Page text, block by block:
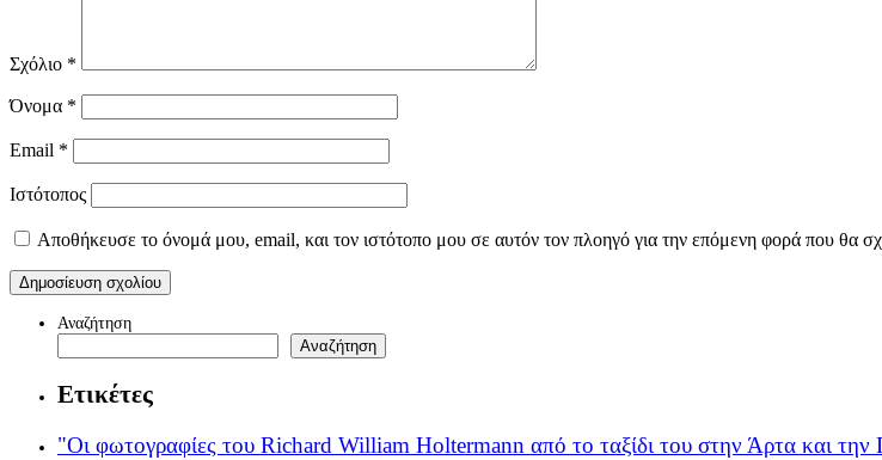
Σχόλιο *
Όνομα *
Email *
Ιστότοπος
Αποθήκευσε το όνομά μου, email, και τον ιστότοπο μου σε αυτόν τον πλοηγό για την επόμενη φορά που θα
Αναζήτηση
Αναζήτηση
Ετικέτες
"Οι φωτογραφίες του Richard William Holtermann από το ταξίδι του στην Άρτα και την